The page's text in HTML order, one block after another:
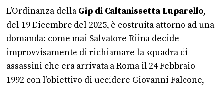
L’Ordinanza dellaGip di Caltanissetta Luparello,
del 19 Dicembre del 2025, è costruita attorno ad una
domanda: come mai Salvatore Riina decide
improvvisamente di richiamare la squadra di
assassini che era arrivata a Roma il 24 Febbraio
1992 con l’obiettivo di uccidere Giovanni Falcone,